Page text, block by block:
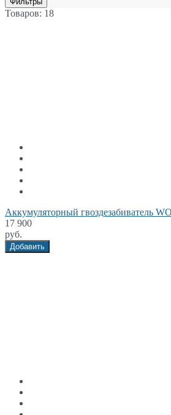
Товаров: 18
Аккумуляторный гвоздезабиватель
17 900
руб.
Добавить